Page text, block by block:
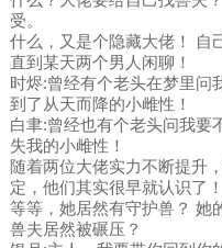
受。
什么，又是个隐藏大佬！ 自
直到某天两个男人闲聊！
时烬:曾经有个老头在梦里问
到了从天而降的小雌性！
白聿:曾经也有个老头问我要
失我的小雌性！
随着两位大佬实力不断提升
定，他们其实很早就认识了
等等，她居然有守护兽？ 她
兽夫居然被碾压？